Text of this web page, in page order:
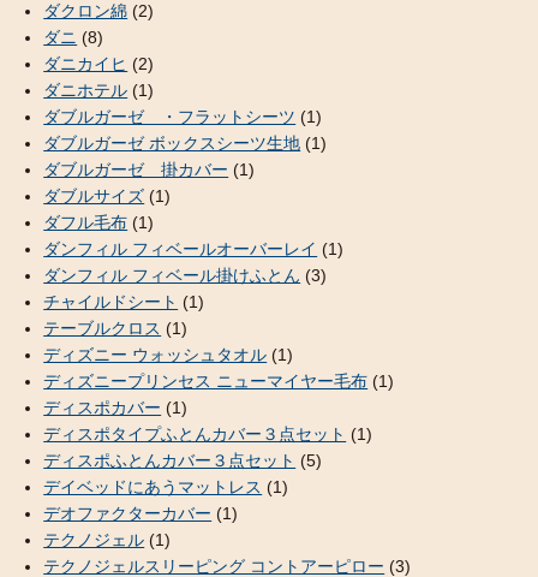
ダクロン綿 (2)
ダニ (8)
ダニカイヒ (2)
ダニホテル (1)
ダブルガーゼ ・フラットシーツ (1)
ダブルガーゼ ボックスシーツ生地 (1)
ダブルガーゼ 掛カバー (1)
ダブルサイズ (1)
ダフル毛布 (1)
ダンフィル フィベールオーバーレイ (1)
ダンフィル フィベール掛けふとん (3)
チャイルドシート (1)
テーブルクロス (1)
ディズニー ウォッシュタオル (1)
ディズニープリンセス ニューマイヤー毛布 (1)
ディスポカバー (1)
ディスポタイプふとんカバー３点セット (1)
ディスポふとんカバー３点セット (5)
デイベッドにあうマットレス (1)
デオファクターカバー (1)
テクノジェル (1)
テクノジェルスリーピング コントアーピロー (3)